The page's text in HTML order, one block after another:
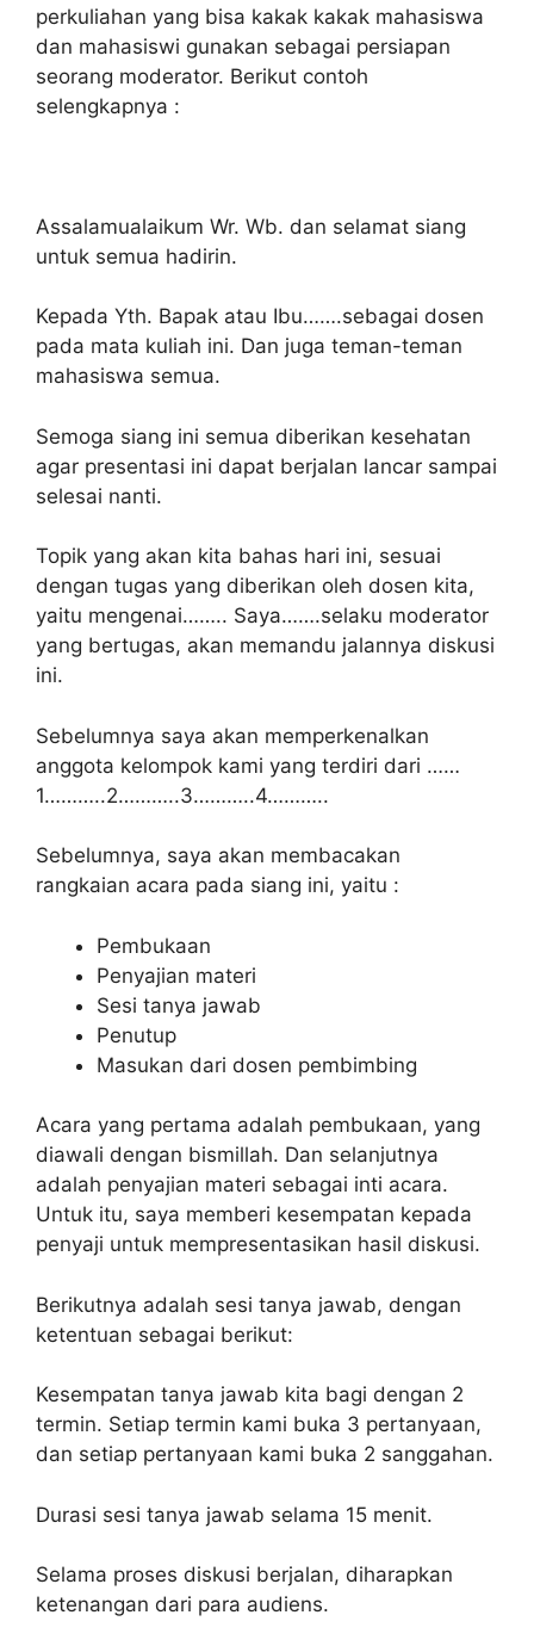
perkuliahan yang bisa kakak kakak mahasiswa
dan mahasiswi gunakan sebagai persiapan
seorang moderator. Berikut contoh
selengkapnya :
Assalamualaikum Wr. Wb. dan selamat siang
untuk semua hadirin.
Kepada Yth. Bapak atau Ibu…….sebagai dosen
pada mata kuliah ini. Dan juga teman-teman
mahasiswa semua.
Semoga siang ini semua diberikan kesehatan
agar presentasi ini dapat berjalan lancar sampai
selesai nanti.
Topik yang akan kita bahas hari ini, sesuai
dengan tugas yang diberikan oleh dosen kita,
yaitu mengenai…….. Saya…….selaku moderator
yang bertugas, akan memandu jalannya diskusi
ini.
Sebelumnya saya akan memperkenalkan
anggota kelompok kami yang terdiri dari ……
1………..2………..3………..4………..
Sebelumnya, saya akan membacakan
rangkaian acara pada siang ini, yaitu :
Pembukaan
Penyajian materi
Sesi tanya jawab
Penutup
Masukan dari dosen pembimbing
Acara yang pertama adalah pembukaan, yang
diawali dengan bismillah. Dan selanjutnya
adalah penyajian materi sebagai inti acara.
Untuk itu, saya memberi kesempatan kepada
penyaji untuk mempresentasikan hasil diskusi.
Berikutnya adalah sesi tanya jawab, dengan
ketentuan sebagai berikut:
Kesempatan tanya jawab kita bagi dengan 2
termin. Setiap termin kami buka 3 pertanyaan,
dan setiap pertanyaan kami buka 2 sanggahan.
Durasi sesi tanya jawab selama 15 menit.
Selama proses diskusi berjalan, diharapkan
ketenangan dari para audiens.